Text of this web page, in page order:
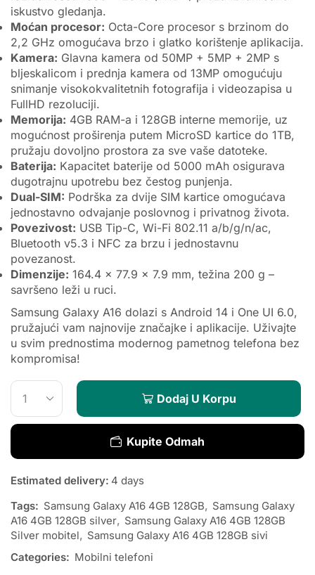
iskustvo gledanja.
Moćan procesor: Octa-Core procesor s brzinom do
2,2 GHz omogućava brzo i glatko korištenje aplikacija.
Kamera: Glavna kamera od 50MP + 5MP + 2MP s
bljeskalicom i prednja kamera od 13MP omogućuju
snimanje visokokvalitetnih fotografija i videozapisa u
FullHD rezoluciji.
Memorija: 4GB RAM-a i 128GB interne memorije, uz
mogućnost proširenja putem MicroSD kartice do 1TB,
pružaju dovoljno prostora za sve vaše datoteke.
Baterija: Kapacitet baterije od 5000 mAh osigurava
dugotrajnu upotrebu bez čestog punjenja.
Dual-SIM: Podrška za dvije SIM kartice omogućava
jednostavno odvajanje poslovnog i privatnog života.
Povezivost: USB Tip-C, Wi-Fi 802.11 a/b/g/n/ac,
Bluetooth v5.3 i NFC za brzu i jednostavnu
povezanost.
Dimenzije: 164.4 x 77.9 x 7.9 mm, težina 200 g –
savršeno leži u ruci.
Samsung Galaxy A16 dolazi s Android 14 i One UI 6.0,
pružajući vam najnovije značajke i aplikacije. Uživajte
u svim prednostima modernog pametnog telefona bez
kompromisa!
Dodaj U Korpu
Kupite Odmah
Estimated delivery: 4 days
Tags: Samsung Galaxy A16 4GB 128GB, Samsung Galaxy
A16 4GB 128GB silver, Samsung Galaxy A16 4GB 128GB
Silver mobitel, Samsung Galaxy A16 4GB 128GB sivi
Categories: Mobilni telefoni